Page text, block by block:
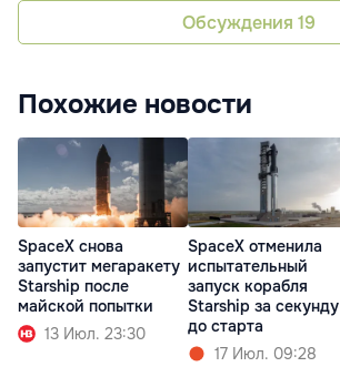
Обсуждения 19
Похожие новости
SpaceX снова
запустит мегаракету
Starship после
майской попытки
13 Июл. 23:30
SpaceX отменила
испытательный
запуск корабля
Starship за секунду
до старта
17 Июл. 09:28